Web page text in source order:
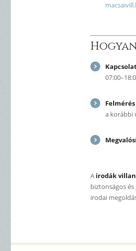
Felmérés
a korábbi
A irodák
biztonságos
irodai